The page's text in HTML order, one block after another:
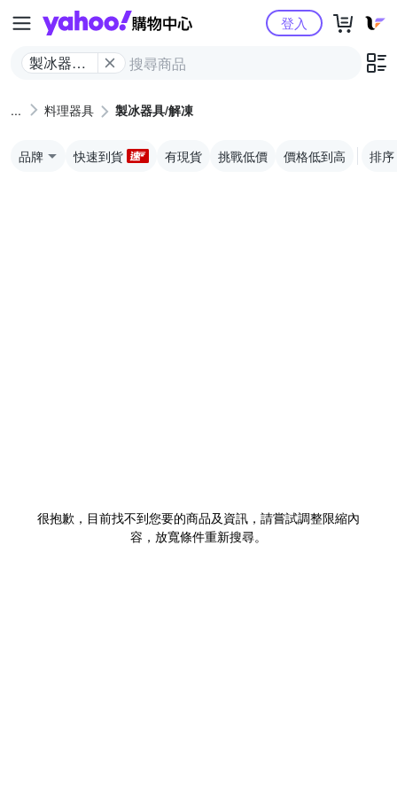
Yahoo購物中心
製冰器具/
登入
料理器具 製冰器具/解凍
品牌 快速到貨 有現貨 挑戰低價 價格低到高 排序
很抱歉，目前找不到您要的商品及資訊，請嘗試調整限縮內
容，放寬條件重新搜尋。